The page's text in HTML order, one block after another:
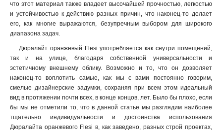
что этот материал также владеет высочайшей прочностью, легкостью
и устойчивостью к действию разных причин, что наконец-то делает
его, как многие выражаются, безупречным выбором для широкого
диапазона задач.
Дюралайт оранжевый Flesi употребляется как снутри помещений,
так и на улице, благодаря собственной универсальности и
эстетичному внешнему облику. Возможно и то, что он дозволяет
наконец-то воплотить самые, как мы с вами постоянно говорим,
смелые дизайнерские задумки, сохраняя при всем этом идеальный
вид в протяжении почти всех, в конце концов, лет. Было бы плохо, если
бы мы не отметили то, что в данной статье мы разглядим наиболее
тщательно индивидуальности и достоинства использования
Дюралайта оранжевого Flesi в, как заведено, разных строй проектах,